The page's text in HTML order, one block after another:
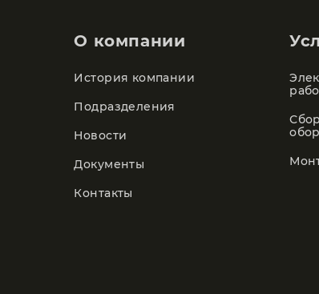
О компании
История компании
Подразделения
Новости
Документы
Контакты